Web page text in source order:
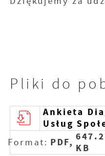
Pliki do
Ankieta
Usług
Format: PDF, KB